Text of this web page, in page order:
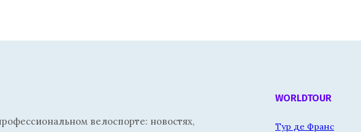
велоспорте: новостях,
WORLDTOUR
Тур де Франс